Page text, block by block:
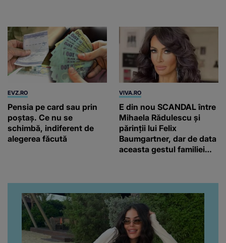
EVZ.RO
Pensia pe card sau prin
poștaș. Ce nu se
schimbă, indiferent de
alegerea făcută
VIVA.RO
E din nou SCANDAL între
Mihaela Rădulescu și
părinții lui Felix
Baumgartner, dar de data
aceasta gestul familiei
noastră! Fostei
prezentatoare nici că-i
vine să creadă că s-a
ajuns până aici, dar e
adevărat, au făcut-o și pe
asta! Și ce a ieșit la iveală